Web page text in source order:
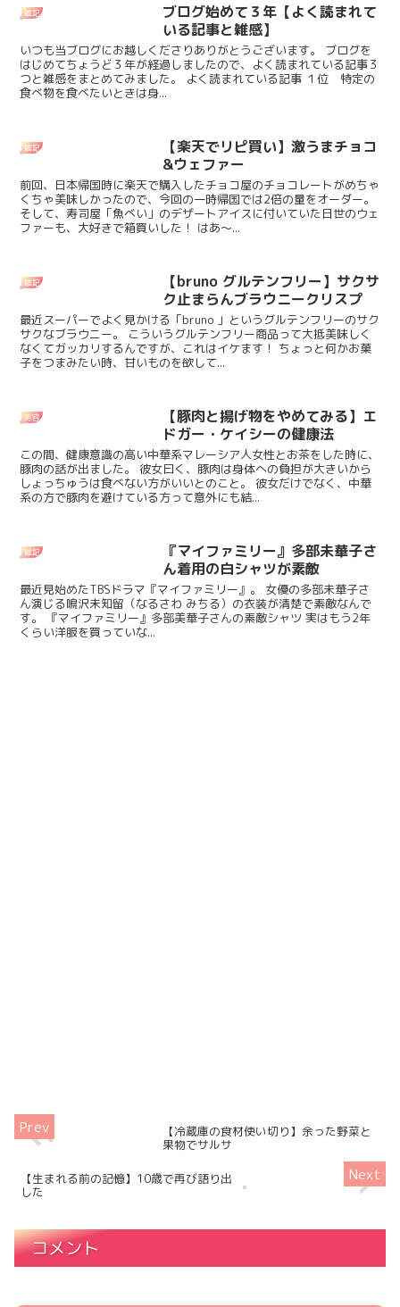
雑記
ブログ始めて３年【よく読まれて
いる記事と雑感】
いつも当ブログにお越しくださりありがとうございます。 ブログを
はじめてちょうど３年が経過しましたので、よく読まれている記事３
つと雑感をまとめてみました。 よく読まれている記事 １位 特定の
食べ物を食べたいときは身...
雑記
【楽天でリピ買い】激うまチョコ
&ウェファー
前回、日本帰国時に楽天で購入したチョコ屋のチョコレートがめちゃ
くちゃ美味しかったので、今回の一時帰国では2倍の量をオーダー。
そして、寿司屋「魚べい」のデザートアイスに付いていた日世のウェ
ファーも、大好きで箱買いした！ はあ〜...
雑記
【bruno グルテンフリー】サクサ
ク止まらんブラウニークリスプ
最近スーパーでよく見かける「bruno 」というグルテンフリーのサク
サクなブラウニー。 こういうグルテンフリー商品って大抵美味しく
なくてガッカリするんですが、これはイケます！ ちょっと何かお菓
子をつまみたい時、甘いものを欲して...
美容
【豚肉と揚げ物をやめてみる】エ
ドガー・ケイシーの健康法
この間、健康意識の高い中華系マレーシア人女性とお茶をした時に、
豚肉の話が出ました。 彼女曰く、豚肉は身体への負担が大きいから
しょっちゅうは食べない方がいいとのこと。 彼女だけでなく、中華
系の方で豚肉を避けている方って意外にも結...
雑記
『マイファミリー』多部未華子さ
ん着用の白シャツが素敵
最近見始めたTBSドラマ『マイファミリー』。 女優の多部未華子さ
ん演じる鳴沢未知留（なるさわ みちる）の衣装が清楚で素敵なんで
す。 『マイファミリー』多部美華子さんの素敵シャツ 実はもう2年
くらい洋服を買っていな...
【冷蔵庫の食材使い切り】余った野菜と
果物でサルサ
【生まれる前の記憶】10歳で再び語り出
した
コメント